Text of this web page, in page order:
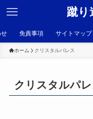
蹴り
免責事項 サイトマップ
ホーム クリスタルパレス
クリスタルパレ